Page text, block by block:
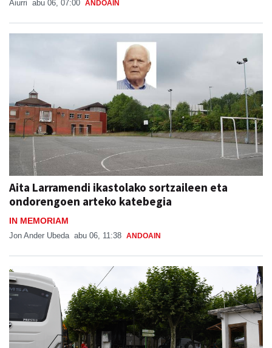
Aiurri abu 06, 07:00 ANDOAIN
Aita Larramendi ikastolako sortzaileen eta
ondorengoen arteko katebegia
IN MEMORIAM
Jon Ander Ubeda abu 06, 11:38 ANDOAIN